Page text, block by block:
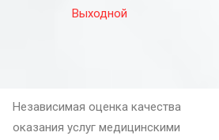
Выходной
Независимая оценка качества
оказания услуг медицинскими